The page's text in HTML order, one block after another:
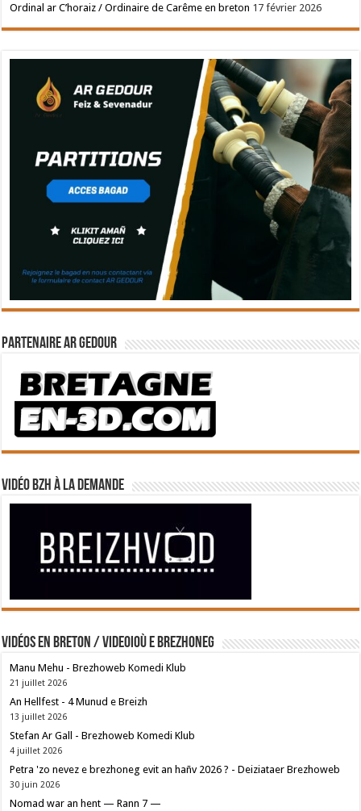
Ordinal ar C’horaiz / Ordinaire de Carême en breton 17 février 2026
Partenaire Ar Gedour
Vidéo BZH à la demande
Vidéos en breton / Videoioù e brezhoneg
Manu Mehu - Brezhoweb Komedi Klub
21 juillet 2026
An Hellfest - 4 Munud e Breizh
13 juillet 2026
Stefan Ar Gall - Brezhoweb Komedi Klub
4 juillet 2026
Petra 'zo nevez e brezhoneg evit an hañv 2026 ? - Deiziataer Brezhoweb
30 juin 2026
Nomad war an hent — Rann 7 —